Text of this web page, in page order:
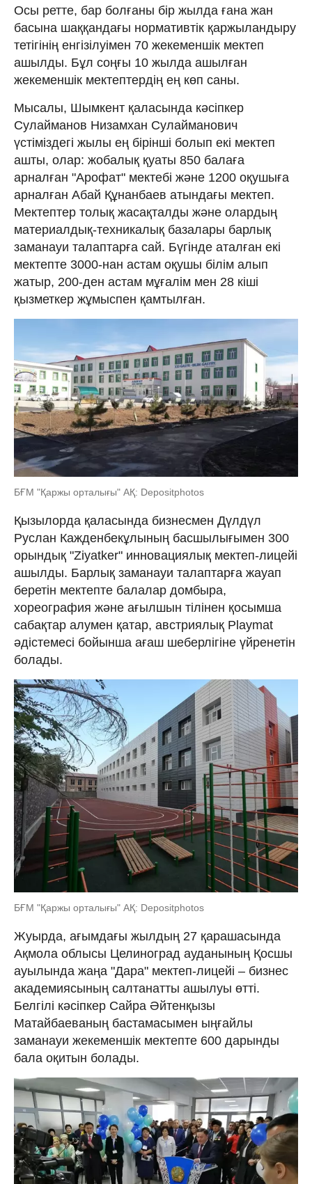
Осы ретте, бар болғаны бір жылда ғана жан
басына шаққандағы нормативтік қаржыландыру
тетігінің енгізілуімен 70 жекеменшік мектеп
ашылды. Бұл соңғы 10 жылда ашылған
жекеменшік мектептердің ең көп саны.
Мысалы, Шымкент қаласында кәсіпкер
Сулайманов Низамхан Сулайманович
үстіміздегі жылы ең бірінші болып екі мектеп
ашты, олар: жобалық қуаты 850 балаға
арналған "Арофат" мектебі және 1200 оқушыға
арналған Абай Құнанбаев атындағы мектеп.
Мектептер толық жасақталды және олардың
материалдық-техникалық базалары барлық
заманауи талаптарға сай. Бүгінде аталған екі
мектепте 3000-нан астам оқушы білім алып
жатыр, 200-ден астам мұғалім мен 28 кіші
қызметкер жұмыспен қамтылған.
БҒМ "Қаржы орталығы" АҚ: Depositphotos
Қызылорда қаласында бизнесмен Дүлдүл
Руслан Кажденбекұлының басшылығымен 300
орындық "Ziyatker" инновациялық мектеп-лицейі
ашылды. Барлық заманауи талаптарға жауап
беретін мектепте балалар домбыра,
хореография және ағылшын тілінен қосымша
сабақтар алумен қатар, австриялық Playmat
әдістемесі бойынша ағаш шеберлігіне үйренетін
болады.
БҒМ "Қаржы орталығы" АҚ: Depositphotos
Жуырда, ағымдағы жылдың 27 қарашасында
Ақмола облысы Целиноград ауданының Қосшы
ауылында жаңа "Дара" мектеп-лицейі – бизнес
академиясының салтанатты ашылуы өтті.
Белгілі кәсіпкер Сайра Әйтенқызы
Матайбаеваның бастамасымен ыңғайлы
заманауи жекеменшік мектепте 600 дарынды
бала оқитын болады.